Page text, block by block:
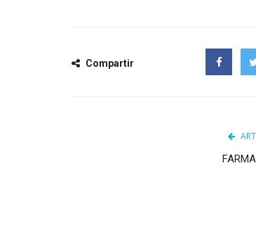
Compartir